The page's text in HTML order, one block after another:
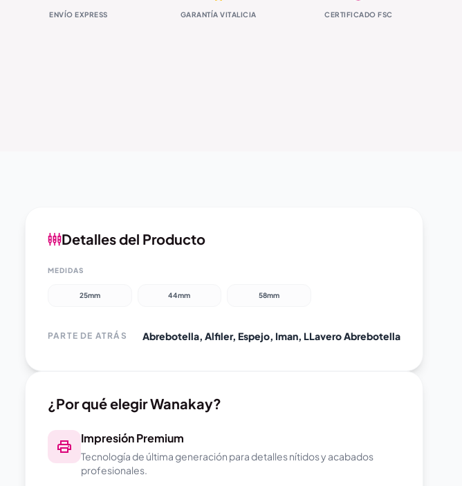
ENVÍO EXPRESS GARANTÍA VITALICIA CERTIFICADO FSC
Detalles del Producto
MEDIDAS
25mm 44mm 58mm
PARTE DE ATRÁS Abrebotella, Alfiler, Espejo, Iman, LLavero Abrebotella
¿Por qué elegir Wanakay?
Impresión Premium
Tecnología de última generación para detalles nítidos y acabados
profesionales.